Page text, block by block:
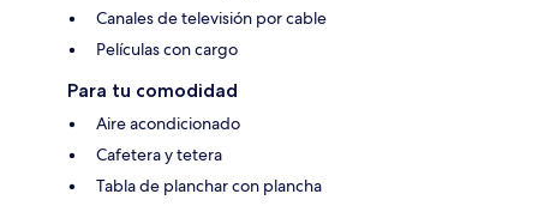
Canales de televisión por cable
Películas con cargo
Para tu comodidad
Aire acondicionado
Cafetera y tetera
Tabla de planchar con plancha